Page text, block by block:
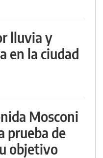
lluvia y
en la ciudad
Mosconi
prueba de
objetivo